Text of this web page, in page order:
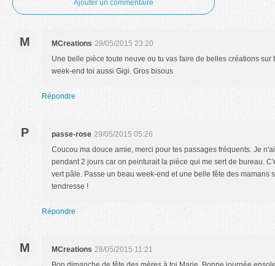
Ajouter un commentaire
M MCreations 29/05/2015 23:20
Une belle pièce toute neuve ou tu vas faire de belles créations sur
week-end toi aussi Gigi. Gros bisous
Répondre
P passe-rose 29/05/2015 05:26
Coucou ma douce amie, merci pour tes passages fréquents. Je
pendant 2 jours car on peinturait la pièce qui me sert de bureau.
vert pâle. Passe un beau week-end et une belle fête des mamans
tendresse !
Répondre
M MCreations 28/05/2015 11:21